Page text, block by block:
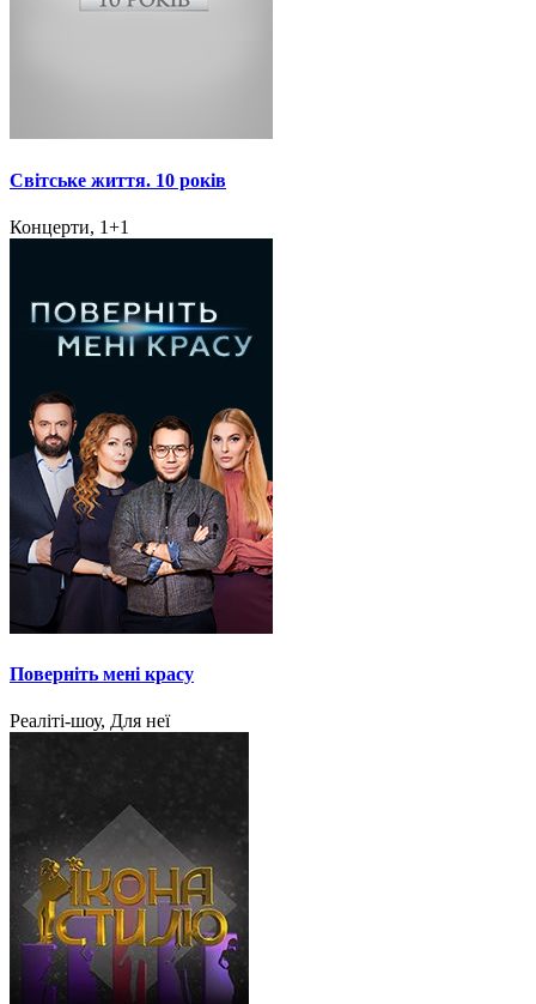
Світське життя. 10 років
Концерти, 1+1
Поверніть мені красу
Реаліті-шоу, Для неї